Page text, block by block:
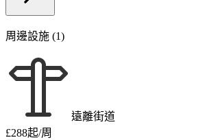
周邊設施 (1)
遠離街道
£288起/周